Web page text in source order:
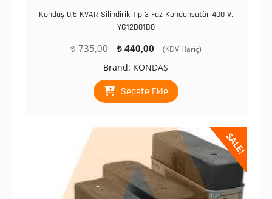
Kondaş 0,5 KVAR Silindirik Tip 3 Faz Kondansatör 400 V.
YG12D01B0
₺735,00
Orijinal
₺ 735,00.
₺440,00
Şu
fiyat:
₺ 440,00.
(KDV Hariç)
Brand: KONDAŞ
Sepete Ekle
SALE!